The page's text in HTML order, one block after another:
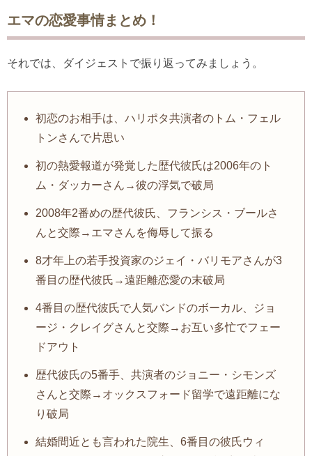
エマの恋愛事情まとめ！
それでは、ダイジェストで振り返ってみましょう。
初恋のお相手は、ハリポタ共演者のトム・フェル
トンさんで片思い
初の熱愛報道が発覚した歴代彼氏は2006年のト
ム・ダッカーさん→彼の浮気で破局
2008年2番めの歴代彼氏、フランシス・ブールさ
んと交際→エマさんを侮辱して振る
8才年上の若手投資家のジェイ・バリモアさんが3
番目の歴代彼氏→遠距離恋愛の末破局
4番目の歴代彼氏で人気バンドのボーカル、ジョ
ージ・クレイグさんと交際→お互い多忙でフェー
ドアウト
歴代彼氏の5番手、共演者のジョニー・シモンズ
さんと交際→オックスフォード留学で遠距離にな
り破局
結婚間近とも言われた院生、6番目の彼氏ウィ